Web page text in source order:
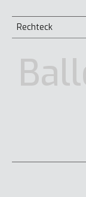
Rechteck